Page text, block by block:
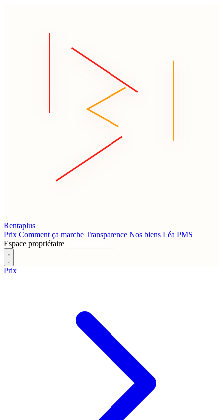
Rentaplus
Prix Comment ça marche Transparence Nos biens Léa PMS
Espace propriétaire
Prix